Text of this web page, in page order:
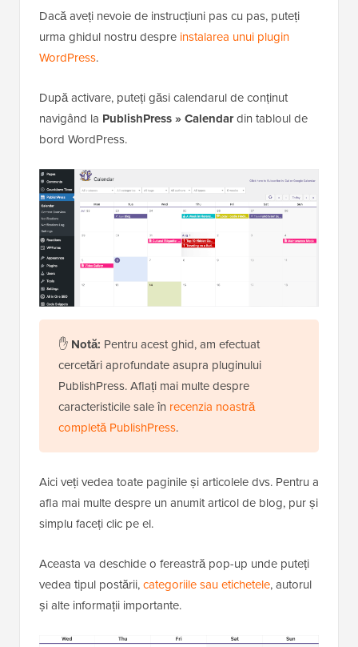
Dacă aveți nevoie de instrucțiuni pas cu pas, puteți
urma ghidul nostru despre instalarea unui plugin
WordPress.
După activare, puteți găsi calendarul de conținut
navigând la PublishPress » Calendardin tabloul de
bord WordPress.
✋ Notă: Pentru acest ghid, am efectuat
cercetări aprofundate asupra pluginului
PublishPress. Aflați mai multe despre
caracteristicile sale în recenzia noastră
completă PublishPress.
Aici veți vedea toate paginile și articolele dvs. Pentru a
afla mai multe despre un anumit articol de blog, pur și
simplu faceți clic pe el.
Aceasta va deschide o fereastră pop-up unde puteți
vedea tipul postării,categoriile sau etichetele, autorul
și alte informații importante.